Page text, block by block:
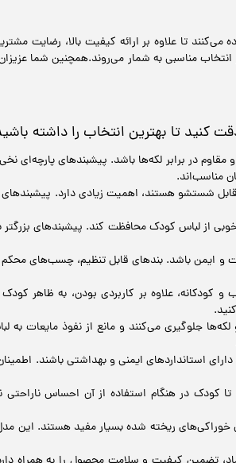
می‌کنند تا علاوه بر ارائه کیفیت بالا، رضایت
انتخاب مناسبی به شمار می‌روند.همچنین شما
در برابر لکه‌ها باشد. پیشبندهای پارچه‌ای
مناسب‌اند.
شستشو هستند، اهمیت زیادی دارد.
از لباس کودک محافظت کند. پیشبندهای
و ایمن باشد. بندهای قابل تنظیم، چسب‌های
علاوه بر کاربردی بودن، به ظاهر
جلوگیری می‌کنند و مانع از نفوذ مایعات
کودک در هنگام استفاده از آن احساس
خوراکی‌های ریخته شده بسیار مفید هستند. این